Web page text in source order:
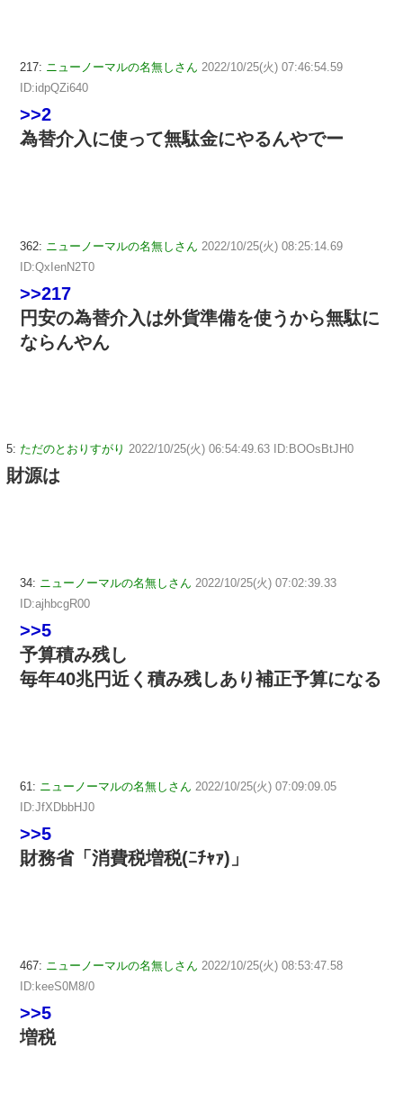
217: ニューノーマルの名無しさん 2022/10/25(火) 07:46:54.59
ID:idpQZi640
>>2
為替介入に使って無駄金にやるんやでー
362: ニューノーマルの名無しさん 2022/10/25(火) 08:25:14.69
ID:QxIenN2T0
>>217
円安の為替介入は外貨準備を使うから無駄に
ならんやん
5: ただのとおりすがり 2022/10/25(火) 06:54:49.63 ID:BOOsBtJH0
財源は
34: ニューノーマルの名無しさん 2022/10/25(火) 07:02:39.33
ID:ajhbcgR00
>>5
予算積み残し
毎年40兆円近く積み残しあり補正予算になる
61: ニューノーマルの名無しさん 2022/10/25(火) 07:09:09.05
ID:JfXDbbHJ0
>>5
財務省「消費税増税(ﾆﾁｬｧ)」
467: ニューノーマルの名無しさん 2022/10/25(火) 08:53:47.58
ID:keeS0M8/0
>>5
増税